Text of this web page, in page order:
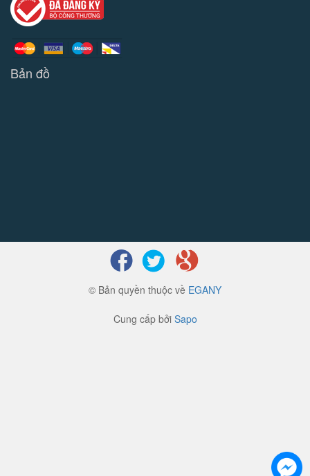
Bản đồ
© Bản quyền thuộc về EGANY
Cung cấp bởi Sapo